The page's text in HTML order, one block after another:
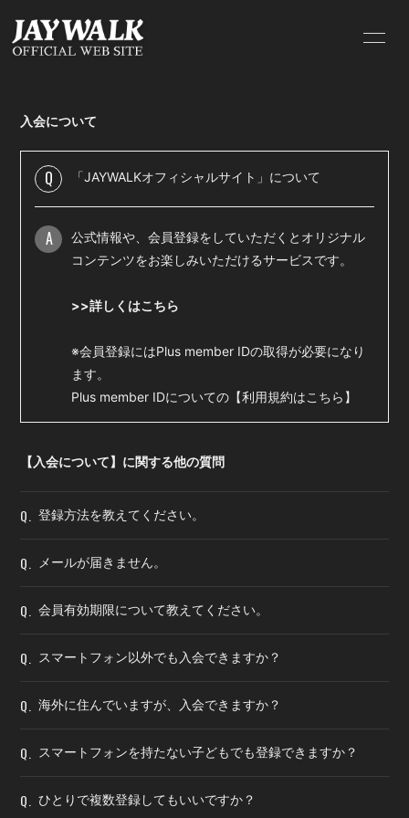
SCHEDULE
VIDEO
DISCOGRAPHY
BLOG
MOVIE
RADIO
PHOTO
GOODS
会員登録 ログイン
入会について
Q 「JAYWALKオフィシャルサイト」について
A
公式情報や、会員登録をしていただくとオリジナル
コンテンツをお楽しみいただけるサービスです。
>>詳しくはこちら
※会員登録にはPlus member IDの取得が必要になり
ます。
Plus member IDについての【利用規約はこちら 】
【入会について】に関する他の質問
Q. 登録方法を教えてください。
Q. メールが届きません。
Q. 会員有効期限について教えてください。
Q. スマートフォン以外でも入会できますか？
Q. 海外に住んでいますが、入会できますか？
Q. スマートフォンを持たない子どもでも登録できますか？
Q. ひとりで複数登録してもいいですか？